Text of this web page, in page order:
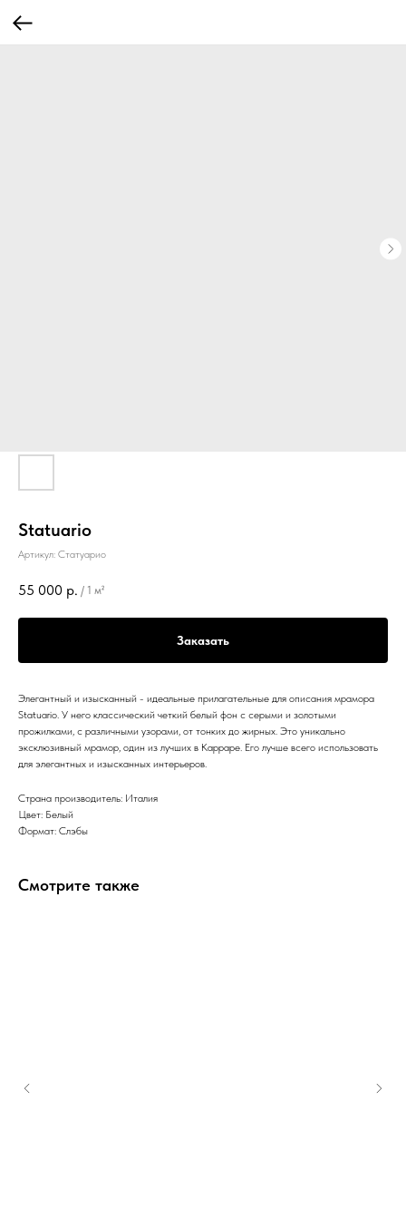
Statuario
Артикул: Статуарио
55 000 р. / 1 м²
Заказать
Элегантный и изысканный - идеальные прилагательные для описания мрамора
Statuario. У него классический четкий белый фон с серыми и золотыми
прожилками, с различными узорами, от тонких до жирных. Это уникально
эксклюзивный мрамор, один из лучших в Карраре. Его лучше всего использовать
для элегантных и изысканных интерьеров.
Страна производитель: Италия
Цвет: Белый
Формат: Слэбы
Смотрите также